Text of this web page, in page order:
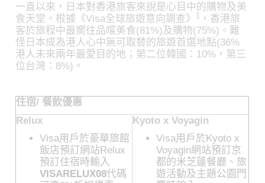
一直以來，日本對香港旅客來說是心目中的購物及美
食天堂。根據《Visa全球旅遊意向調查》
1
，香港旅
客於旅程中最嚮往品嚐美食(81%)及購物(75%)。難
怪日本成為港人心中無可取替的旅遊首選地點(36%
港人未來兩年最愛目的地；第二位韓國：10%，第三
位台灣：8%)。
住宿/ 餐飲優惠
Relux
Visa用戶於豪華旅館
飯店預訂網站Relux
預訂住宿時輸入
VISARELUX08代碼
Kyoto x Voyagin
Visa用戶於Kyoto x
Voyagin網站預訂京
都的米芝蓮餐廳、旅
遊活動及主題公園門